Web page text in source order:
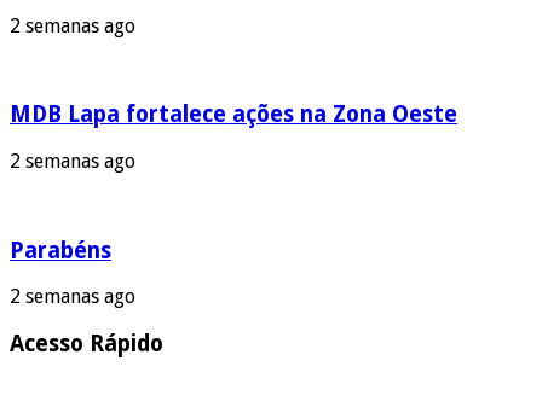
2 semanas ago
MDB Lapa fortalece ações na Zona Oeste
2 semanas ago
Parabéns
2 semanas ago
Acesso Rápido